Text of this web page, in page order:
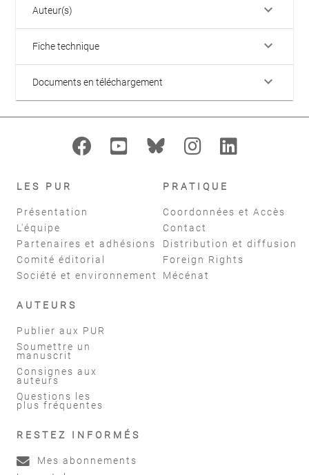
Auteur(s) keyboard_arrow_down
Fiche technique keyboard_arrow_down
Documents en téléchargement keyboard_arrow_down
LES PUR
Présentation
L'équipe
Partenaires et adhésions
Comité éditorial
Société et environnement
PRATIQUE
Coordonnées et Accès
Contact
Distribution et diffusion
Foreign Rights
Mécénat
AUTEURS
Publier aux PUR
Soumettre un
manuscrit
Consignes aux
auteurs
Questions les
plus fréquentes
RESTEZ INFORMÉS
Mes abonnements